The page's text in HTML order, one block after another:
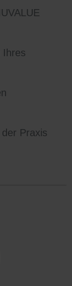
Ihres
Praxis